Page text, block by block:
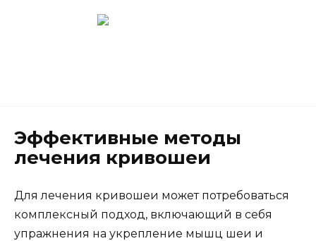
Эффективные методы
лечения кривошеи
Для лечения кривошеи может потребоваться
комплексный подход, включающий в себя
упражнения на укрепление мышц шеи и